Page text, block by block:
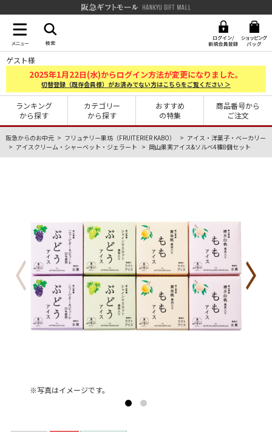
ゲスト様
2025年1月22日(水)からログイン方法が変更になりました。
切替登録（既存会員様）がお済みでない方はこちらをご覧ください ＞
ランキング
から探す
カテゴリー
から探す
おすすめ
の特集
商品番号から
ご注文
阪急からのお中元 フリュテリー果坊（FRUITERIER KABO）
アイス・洋菓子・ベーカリー
アイスクリーム・シャーベット・ジェラート
岡山果実アイス&ソルベ4種8個セット
※写真はイメージです。